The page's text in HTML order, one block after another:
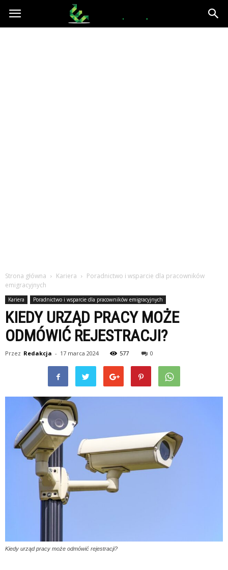
epce.org.pl
Strona główna Kariera
Poradnictwo i wsparcie dla pracowników
emigracyjnych
Kariera Poradnictwo i wsparcie dla pracowników emigracyjnych
KIEDY URZĄD PRACY MOŻE
ODMÓWIĆ REJESTRACJI?
Przez Redakcja - 17 marca 2024 577 0
Kiedy urząd pracy może odmówić rejestracji?